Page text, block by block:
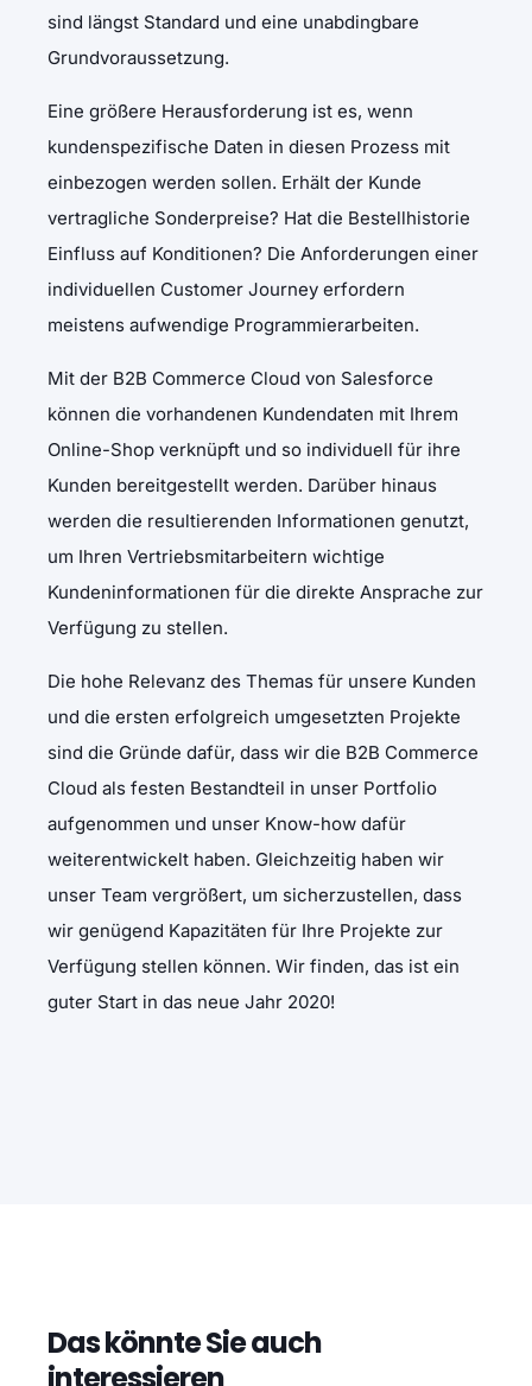
sind längst Standard und eine unabdingbare
Grundvoraussetzung.
Eine größere Herausforderung ist es, wenn
kundenspezifische Daten in diesen Prozess mit
einbezogen werden sollen. Erhält der Kunde
vertragliche Sonderpreise? Hat die Bestellhistorie
Einfluss auf Konditionen? Die Anforderungen einer
individuellen Customer Journey erfordern
meistens aufwendige Programmierarbeiten.
Mit der B2B Commerce Cloud von Salesforce
können die vorhandenen Kundendaten mit Ihrem
Online-Shop verknüpft und so individuell für ihre
Kunden bereitgestellt werden. Darüber hinaus
werden die resultierenden Informationen genutzt,
um Ihren Vertriebsmitarbeitern wichtige
Kundeninformationen für die direkte Ansprache zur
Verfügung zu stellen.
Die hohe Relevanz des Themas für unsere Kunden
und die ersten erfolgreich umgesetzten Projekte
sind die Gründe dafür, dass wir die B2B Commerce
Cloud als festen Bestandteil in unser Portfolio
aufgenommen und unser Know-how dafür
weiterentwickelt haben. Gleichzeitig haben wir
unser Team vergrößert, um sicherzustellen, dass
wir genügend Kapazitäten für Ihre Projekte zur
Verfügung stellen können. Wir finden, das ist ein
guter Start in das neue Jahr 2020!
Das könnte Sie auch